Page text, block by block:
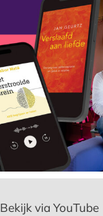
Bekijk via YouTube